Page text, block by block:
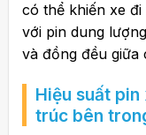
có thể khiến xe
với pin dung
và đồng đều giữa
Hiệu suất
trúc bên